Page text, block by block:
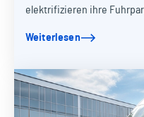
elektrifizieren ihre
Weiterlesen